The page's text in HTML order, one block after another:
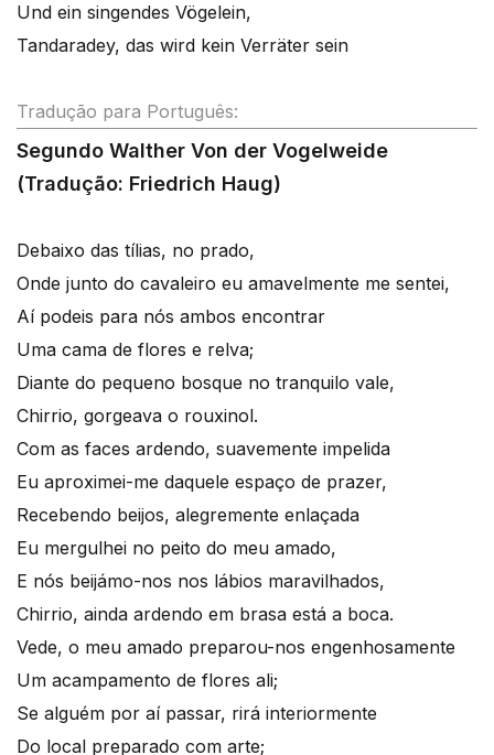
Und ein singendes Vögelein,
Tandaradey, das wird kein Verräter sein
Tradução para Português:
Segundo Walther Von der Vogelweide
(Tradução: Friedrich Haug)
Debaixo das tílias, no prado,
Onde junto do cavaleiro eu amavelmente me sentei,
Aí podeis para nós ambos encontrar
Uma cama de flores e relva;
Diante do pequeno bosque no tranquilo vale,
Chirrio, gorgeava o rouxinol.
Com as faces ardendo, suavemente impelida
Eu aproximei-me daquele espaço de prazer,
Recebendo beijos, alegremente enlaçada
Eu mergulhei no peito do meu amado,
E nós beijámo-nos nos lábios maravilhados,
Chirrio, ainda ardendo em brasa está a boca.
Vede, o meu amado preparou-nos engenhosamente
Um acampamento de flores ali;
Se alguém por aí passar, rirá interiormente
Do local preparado com arte;